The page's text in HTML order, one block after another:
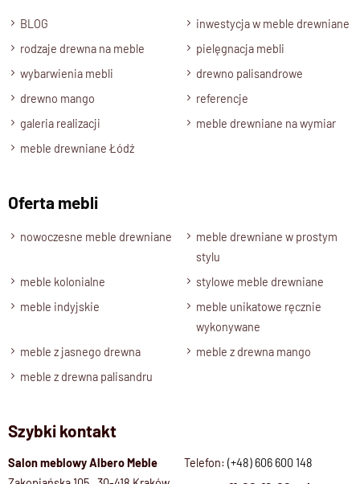
BLOG
inwestycja w meble drewniane
rodzaje drewna na meble
pielęgnacja mebli
wybarwienia mebli
drewno palisandrowe
drewno mango
referencje
galeria realizacji
meble drewniane na wymiar
meble drewniane Łódź
Oferta mebli
nowoczesne meble drewniane
meble drewniane w prostym
stylu
meble kolonialne
stylowe meble drewniane
meble indyjskie
meble unikatowe ręcznie
wykonywane
meble z jasnego drewna
meble z drewna mango
meble z drewna palisandru
Szybki kontakt
Salon meblowy Albero Meble
Telefon: (+48) 606 600 148